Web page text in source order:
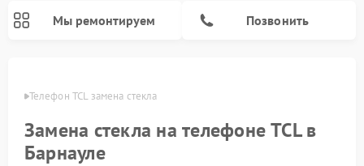
Мы ремонтируем Позвонить
Телефон TCL замена стекла
Замена стекла на телефоне TCL в
Барнауле